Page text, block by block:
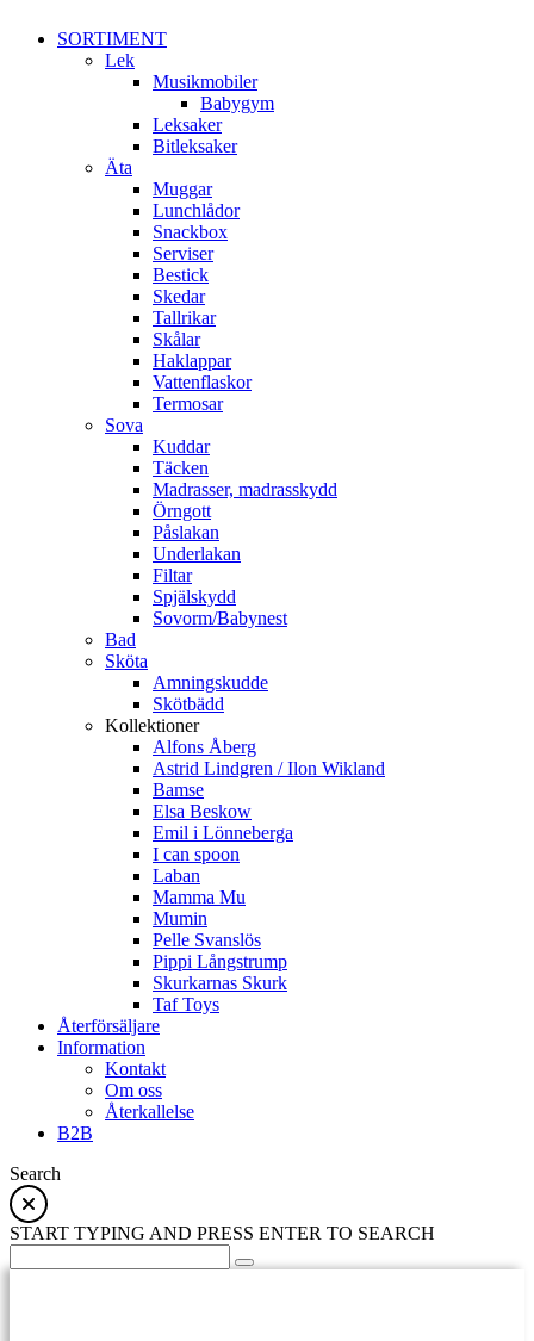
SORTIMENT
Lek
Musikmobiler
Babygym
Leksaker
Bitleksaker
Äta
Muggar
Lunchlådor
Snackbox
Serviser
Bestick
Skedar
Tallrikar
Skålar
Haklappar
Vattenflaskor
Termosar
Sova
Kuddar
Täcken
Madrasser, madrasskydd
Örngott
Påslakan
Underlakan
Filtar
Spjälskydd
Sovorm/Babynest
Bad
Sköta
Amningskudde
Skötbädd
Kollektioner
Alfons Åberg
Astrid Lindgren / Ilon Wikland
Bamse
Elsa Beskow
Emil i Lönneberga
I can spoon
Laban
Mamma Mu
Mumin
Pelle Svanslös
Pippi Långstrump
Skurkarnas Skurk
Taf Toys
Återförsäljare
Information
Kontakt
Om oss
Återkallelse
B2B
Search
START TYPING AND PRESS ENTER TO SEARCH